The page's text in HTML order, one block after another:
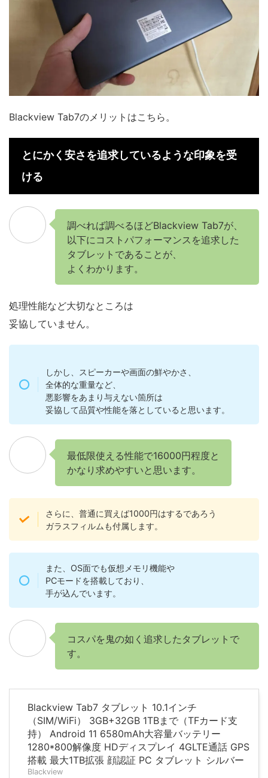
Blackview Tab7のメリットはこちら。
とにかく安さを追求しているような印象を受
ける
調べれば調べるほどBlackview Tab7が、
以下にコストパフォーマンスを追求した
タブレットであることが、
よくわかります。
処理性能など大切なところは
妥協していません。
しかし、スピーカーや画面の鮮やかさ、
全体的な重量など、
悪影響をあまり与えない箇所は
妥協して品質や性能を落としていると思います。
最低限使える性能で16000円程度と
かなり求めやすいと思います。
さらに、普通に買えば1000円はするであろう
ガラスフィルムも付属します。
また、OS面でも仮想メモリ機能や
PCモードを搭載しており、
手が込んでいます。
コスパを鬼の如く追求したタブレットで
す。
Blackview Tab7 タブレット 10.1インチ
（SIM/WiFi） 3GB+32GB 1TBまで（TFカード支
持） Android 11 6580mAh大容量バッテリー
1280*800解像度 HDディスプレイ 4GLTE通話 GPS
搭載 最大1TB拡張 顔認証 PC タブレット シルバー
Blackview